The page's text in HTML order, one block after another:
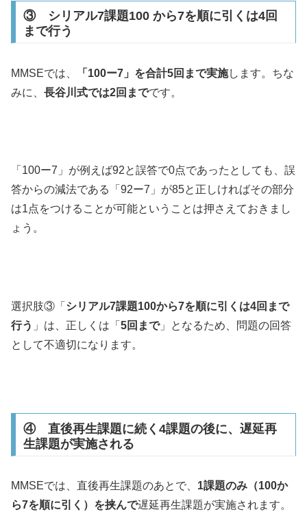
③ シリアル7課題100 から7を順に引くは4回
まで行う
MMSEでは、 「100ー7」を合計5回まで実施します。ちな
みに、 長谷川式では2回までです。
「100ー7」が例えば92と誤答で0点であったとしても、誤
答からの減法である「92ー7」が85と正しければその部分
は1点をつけることが可能ということは押さえておきまし
ょう。
選択肢③「 シリアル7課題100から7を順に引くは4回まで
行う 」は、正しくは「 5回まで」となるため、問題の回答
として不適切になります。
④ 直後再生課題に続く4課題の後に、遅延再
生課題が実施される
MMSEでは、直後再生課題のあとで、 1課題のみ（100か
ら7を順に引く）を挟んで遅延再生課題が実施されます。